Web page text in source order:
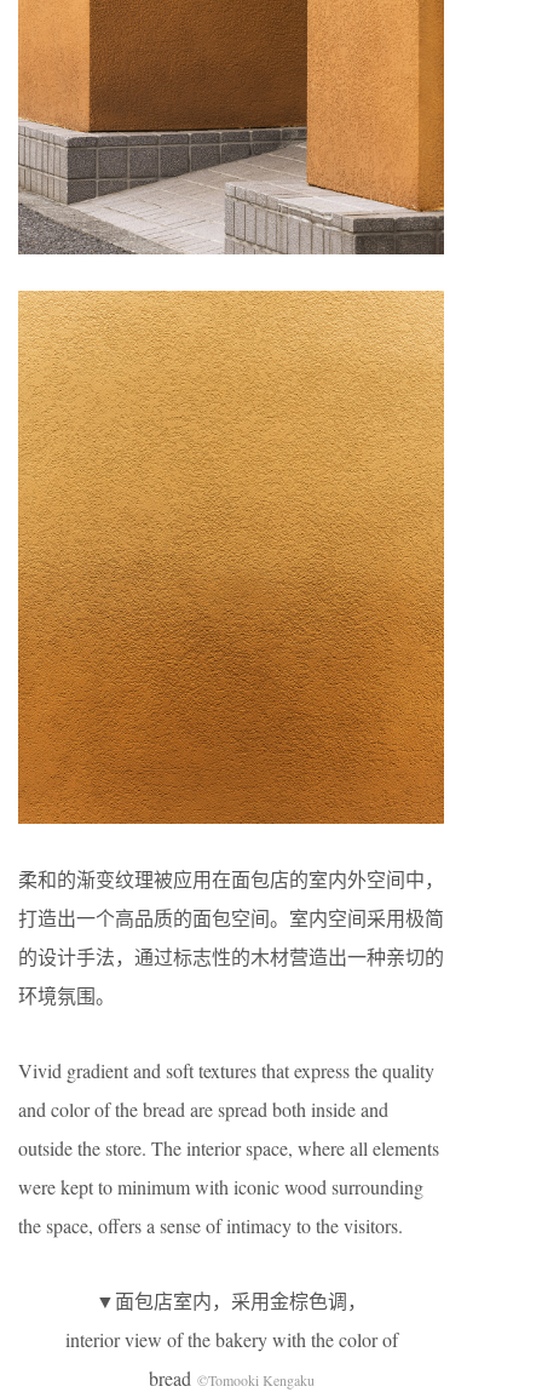
柔和的渐变纹理被应用在面包店的室内外空间中，
打造出一个高品质的面包空间。室内空间采用极简
的设计手法，通过标志性的木材营造出一种亲切的
环境氛围。
Vivid gradient and soft textures that express the quality
and color of the bread are spread both inside and
outside the store. The interior space, where all elements
were kept to minimum with iconic wood surrounding
the space, offers a sense of intimacy to the visitors.
▼面包店室内，采用金棕色调，
interior view of the bakery with the color of
bread ©Tomooki Kengaku